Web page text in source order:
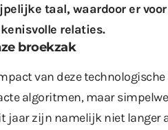
taal, waardoor er
relaties.
broekzak
van deze
algoritmen, maar
jaar zijn namelijk niet langer